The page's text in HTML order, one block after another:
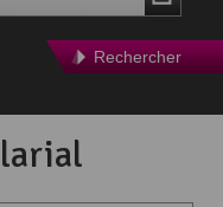
Rechercher